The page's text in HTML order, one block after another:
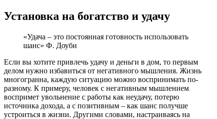
Установка на богатство и удачу
«Удача – это постоянная готовность использовать
шанс» Ф. Доуби
Если вы хотите привлечь удачу и деньги в дом, то первым
делом нужно избавиться от негативного мышления. Жизнь
многогранна, каждую ситуацию можно воспринимать по-
разному. К примеру, человек с негативным мышлением
воспримет увольнение с работы как неудачу, потерю
источника дохода, а с позитивным – как шанс получше
устроиться в жизни. Другими словами, настраиваясь на